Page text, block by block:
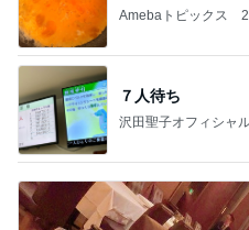
Amebaトピックス
７人待ち
沢田聖子オフィシャ